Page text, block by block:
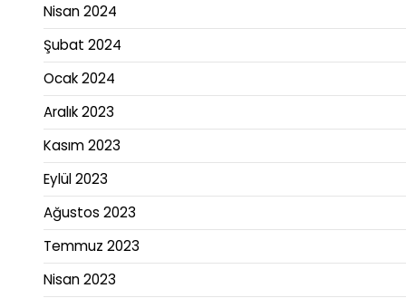
Nisan 2024
Şubat 2024
Ocak 2024
Aralık 2023
Kasım 2023
Eylül 2023
Ağustos 2023
Temmuz 2023
Nisan 2023